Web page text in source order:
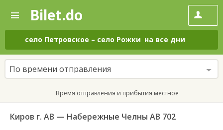
—
Поиск
и
покупка
билетов
на
автобус
онлайн
Bilet.do
село Петровское – село Рожки на все дни
По времени отправления
Время отправления и прибытия местное
Киров г. АВ — Набережные Челны АВ 702